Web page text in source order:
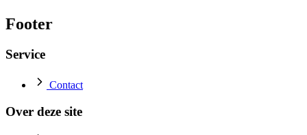
Footer
Service
Contact
Over deze site